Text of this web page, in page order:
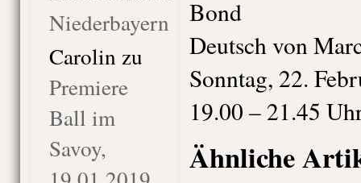
Niederbayern
Carolin zu
Premiere
Ball im
Savoy,
Bond
Deutsch von
Sonntag, 22.
19.00 – 21.45
Ähnliche